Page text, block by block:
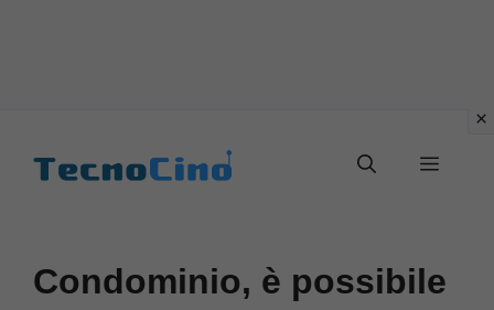
Menu
Condominio, è possibile